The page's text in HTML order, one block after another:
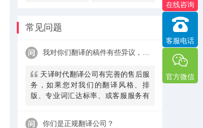
常见问题
我对你们翻译的稿件有些异议，该怎么处理呢？
天译时代翻译公司有完善的售后服
务，如果您对我们的翻译风格、排
版、专业词汇达标率、或客服服务有
司提供及时服务反馈，一直到让您满
你们是正规翻译公司？
在线咨询
客服电话
官方微信